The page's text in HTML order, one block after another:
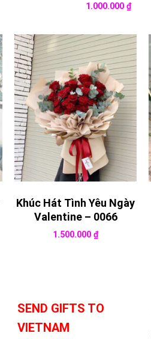
1.000.000 ₫
Khúc Hát Tình Yêu Ngày
Valentine – 0066
1.500.000 ₫
SEND GIFTS TO
VIETNAM